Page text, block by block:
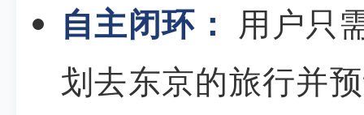
自主闭环： 用户只
划去东京的旅行并